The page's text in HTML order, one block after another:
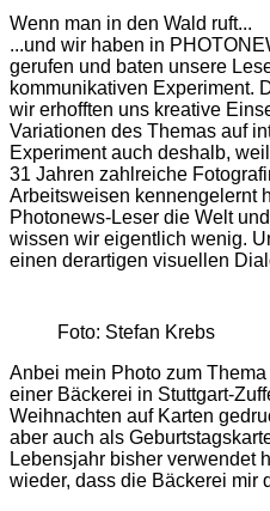
Wenn man in den Wald ruft...
...und wir haben in
gerufen und baten unsere
kommunikativen Experiment.
wir erhofften uns kreative
Variationen des Themas auf
Experiment auch deshalb,
31 Jahren zahlreiche
Arbeitsweisen kennengelernt
Photonews-Leser die Welt
wissen wir eigentlich wenig.
einen derartigen visuellen
Foto: Stefan Krebs
Anbei mein Photo zum
einer Bäckerei in Stuttgart-
Weihnachten auf Karten
aber auch als
Lebensjahr bisher verwendet
wieder, dass die Bäckerei mir